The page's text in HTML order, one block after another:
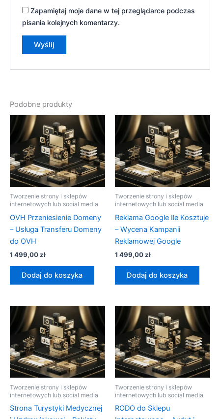
Zapamiętaj moje dane w tej przeglądarce podczas
pisania kolejnych komentarzy.
Podobne produkty
Tworzenie strony i sklepów
internetowych lub social media
OVH Przeniesienie Domeny
– Usługa Transferu Domeny
do OVH
1 499,00zł
Dodaj do koszyka
Tworzenie strony i sklepów
internetowych lub social media
Reklama Google Ile Kosztuje
– Wycena Kampanii
Reklamowej Google
1 499,00zł
Dodaj do koszyka
Tworzenie strony i sklepów
internetowych lub social media
Strona Turystyki Medycznej
Tworzenie strony i sklepów
internetowych lub social media
RODO do Sklepu